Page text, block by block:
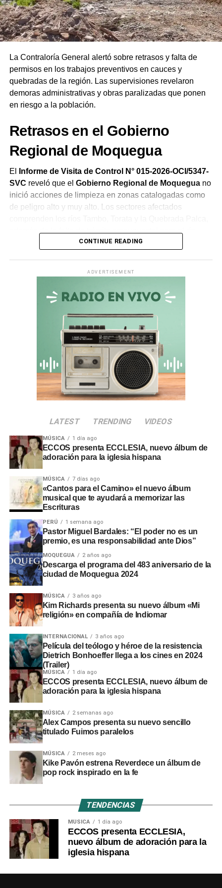
las autoridades salientes y entrantes. Finalmente,
remarcó que las Asambleas de Dios del Perú celebran su
19.ª Confraternidad Regional en Ilo reafirmando el
compromiso de la iglesia de orar constantemente por el
bienestar del país.
La Contraloría General alertó sobre retrasos y falta de
permisos en los trabajos preventivos en cauces y
quebradas de la región. Las supervisiones revelaron
demoras administrativas y obras paralizadas que ponen
en riesgo a la población.
Retrasos en el Gobierno
Regional de Moquegua
El
Informe de Visita de Control N° 015-2026-OCI/5347-
SVC reveló que el Gobierno Regional de Moqueguano
inició acciones de limpieza en zonas catalogadas como
de peligro alto y muy alto. Los sectores afectados
descolmatación adjudicado porS/ 70 000quedó
la nulidad del servicio debido a incompatibilidades en los
términos de referencia, dejando vulnerable a la zona.
Irregularidades en la
Municipalidad Distrital de San
Antonio
Informe de Visita de Control N° 017-2026-OCI/0446-
no aprobó el presupuesto para las
intervenciones en los sectores de Chamos del Pino y La
Rinconada, a pesar de disponer de recursos económicos
institucionales.
Adicionalmente, en el sector
laboró sin la autorización de laAutoridad Administrativa
del Agua. En Santo Domingo y El Conde, las labores
ingenieros residentes o inspectores.
Consecuencias y
recomendaciones ante El Niño
Las situaciones adversas detectadas comprometen la
seguridad ante posibles inundaciones. Por ello, la
entidad fiscalizadora recomendó a las autoridades
locales y regionales adoptar medidas urgentes para
proteger viviendas, familias y zonas de cultivo.
CONTINUE READING
ADVERTISEMENT
LATEST TRENDING VIDEOS
MÚSICA 1 día ago
ECCOS presenta ECCLESIA, nuevo álbum de
adoración para la iglesia hispana
MÚSICA 7 días ago
«Cantos para el Camino» el nuevo álbum
musical que te ayudará a memorizar las
Escrituras
PERÚ 1 semana ago
Pastor Miguel Bardales: “El poder no es un
premio, es una responsabilidad ante Dios”
MOQUEGUA 2 años ago
Descarga el programa del 483 aniversario de la
ciudad de Moquegua 2024
MÚSICA 3 años ago
Kim Richards presenta su nuevo álbum «Mi
religión» en compañía de Indiomar
INTERNACIONAL 3 años ago
Película del teólogo y héroe de la resistencia
Dietrich Bonhoeffer llega a los cines en 2024
(Trailer)
MÚSICA 1 día ago
ECCOS presenta ECCLESIA, nuevo álbum de
adoración para la iglesia hispana
MÚSICA 2 semanas ago
Alex Campos presenta su nuevo sencillo
titulado Fuimos paralelos
MÚSICA 2 meses ago
Kike Pavón estrena Reverdece un álbum de
pop rock inspirado en la fe
TENDENCIAS
MÚSICA 1 día ago
ECCOS presenta ECCLESIA,
nuevo álbum de adoración para la
iglesia hispana